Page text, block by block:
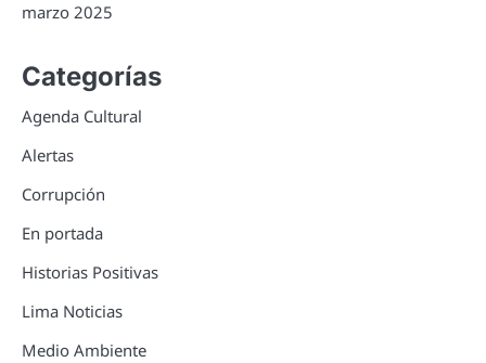
marzo 2025
Categorías
Agenda Cultural
Alertas
Corrupción
En portada
Historias Positivas
Lima Noticias
Medio Ambiente